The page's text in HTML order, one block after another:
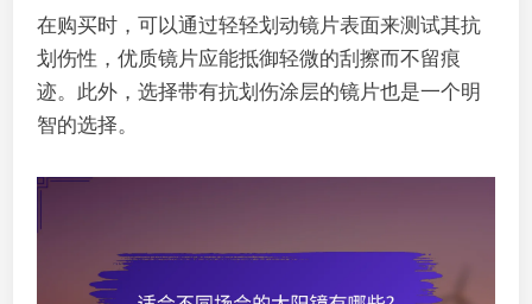
在购买时，可以通过轻轻划动镜片表面来测试其抗
划伤性，优质镜片应能抵御轻微的刮擦而不留痕
迹。此外，选择带有抗划伤涂层的镜片也是一个明
智的选择。